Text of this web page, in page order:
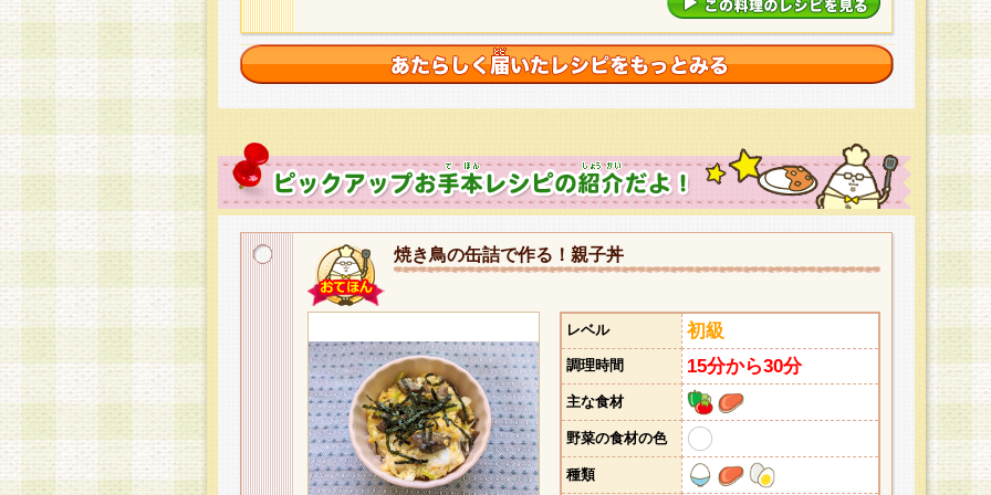
焼き鳥の缶詰で作る！親子丼
レベル 初級
調理時間 15分から30分
主な食材
野菜の食材の色
種類